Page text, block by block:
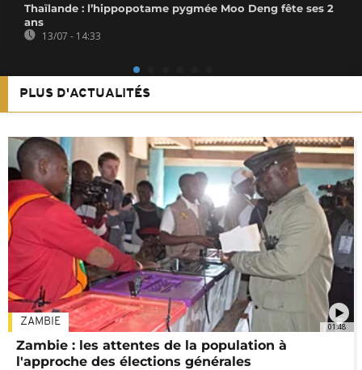
Thaïlande : l’hippopotame pygmée Moo Deng fête ses 2
ans
13/07 - 14:33
PLUS D'ACTUALITÉS
01:48
ZAMBIE
Zambie : les attentes de la population à
l'approche des élections générales